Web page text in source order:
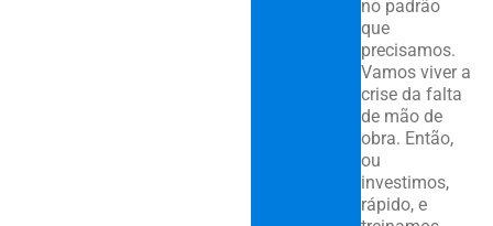
no padrão
que
precisamos.
Vamos viver a
crise da falta
de mão de
obra. Então,
ou
investimos,
rápido, e